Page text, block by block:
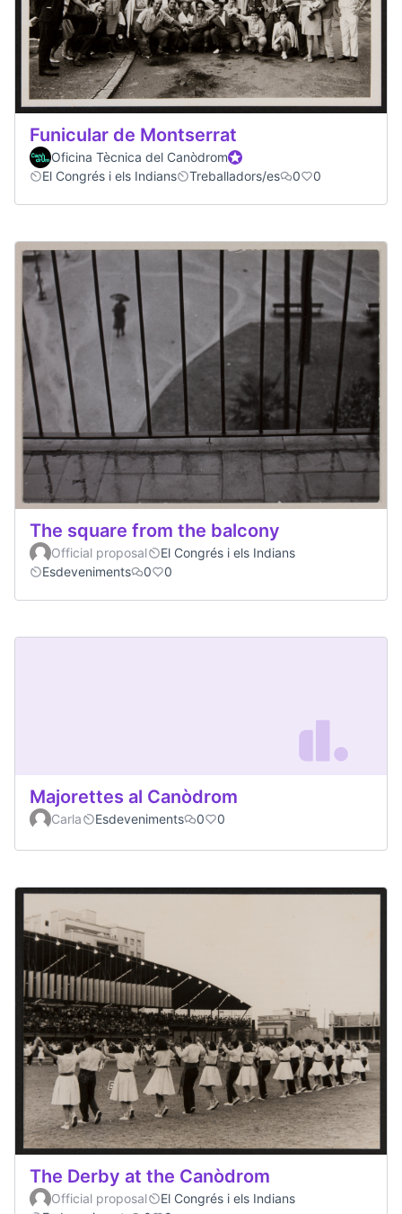
Funicular de Montserrat
Oficina Tècnica del CanòdromOfficial participant
El Congrés i els Indians
Treballadors/es 0 0
The square from the balcony
Official proposal
El Congrés i els Indians
Esdeveniments
0 0
Majorettes al Canòdrom
Carla Esdeveniments 0 0
The Derby at the Canòdrom
Official proposal
El Congrés i els Indians